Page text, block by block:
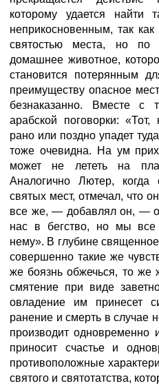
которому удается найти
неприкосновенным, так
святостью места, но
домашнее животное,
становится потерянным
преимуществу опасное
безнаказанно. Вместе с
арабской поговорки: «Тот,
рано или поздно упадет
тоже очевидна. На ум
может не лететь на
Аналогично Лютер,
святых мест, отмечал, что
все же, — добавлял он, —
нас в бегство, но мы
нему». В глубине
совершенно такие же
же боязнь обжечься, то же
смятение при виде
овладение им принесет
ранение и смерть в случае
производит
приносит счастье и
противоположные
святого и святотатства,